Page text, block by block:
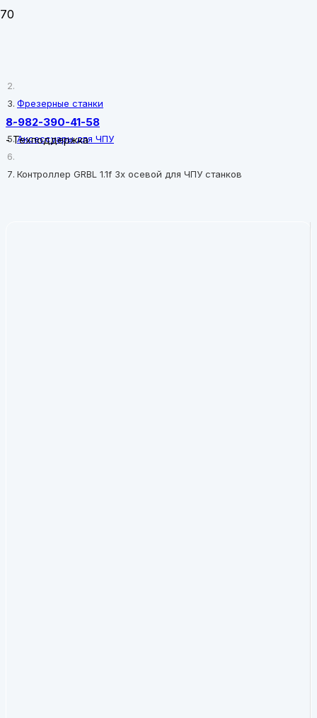
8-982-390-41-58
-Техподдержка
Фрезерные станки
Аксессуары для ЧПУ
Контроллер GRBL 1.1f 3х осевой для ЧПУ станков